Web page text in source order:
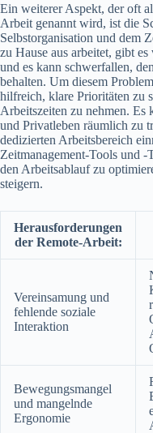
Ein weiterer Aspekt, der oft
Arbeit genannt wird, ist die
Selbstorganisation und dem
zu Hause aus arbeitet, gibt
und es kann schwerfallen,
behalten. Um diesem
hilfreich, klare Prioritäten zu
Arbeitszeiten zu nehmen.
und Privatleben räumlich zu
dedizierten Arbeitsbereich
Zeitmanagement-Tools und -
den Arbeitsablauf zu
steigern.
Herausforderungen
der Remote-Arbeit:
Vereinsamung und
fehlende soziale
Interaktion
Bewegungsmangel
und mangelnde
Ergonomie